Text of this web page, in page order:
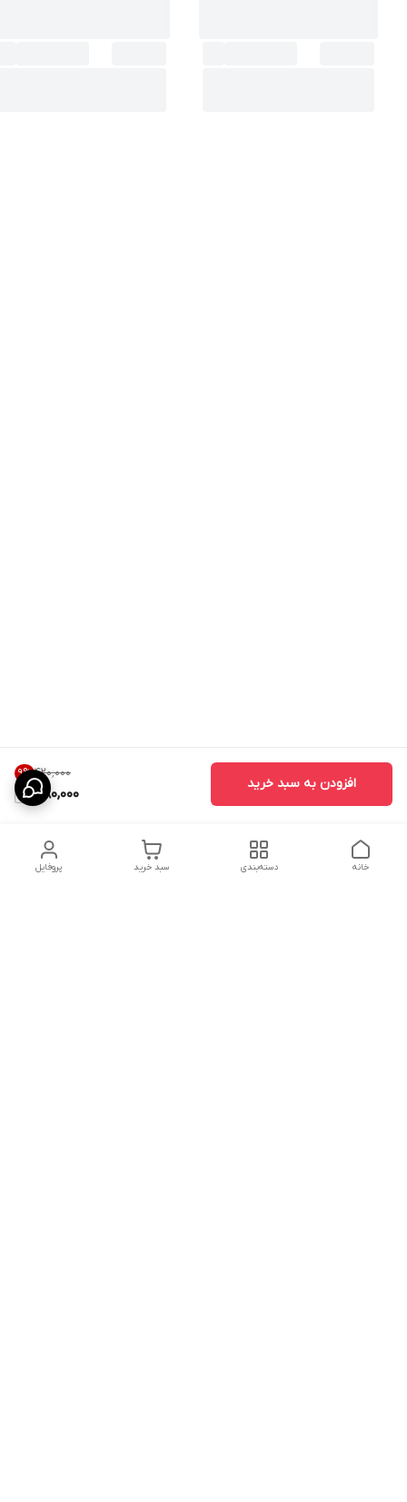
۴۲۰٬۰۰۰ 9%
380,000
افزودن به سبد خرید
پروفایل سبد خرید دسته‌بندی خانه